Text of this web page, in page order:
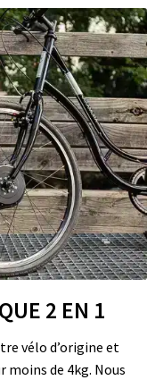
2 EN 1
vélo d’origine et
de 4kg. Nous